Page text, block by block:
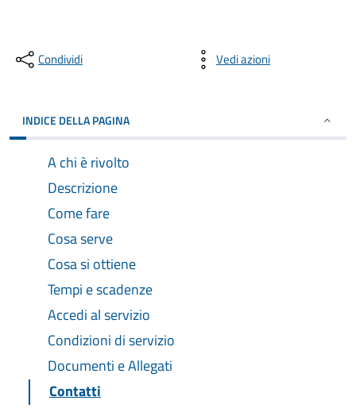
Condividi Vedi azioni
INDICE DELLA PAGINA
A chi è rivolto
Descrizione
Come fare
Cosa serve
Cosa si ottiene
Tempi e scadenze
Accedi al servizio
Condizioni di servizio
Documenti e Allegati
Contatti